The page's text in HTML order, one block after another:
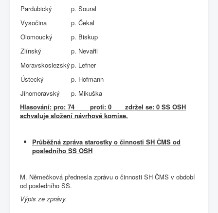
Pardubický
p. Soural
Vysočina
p. Čekal
Olomoucký
p. Biskup
Zlínský
p. Nevařil
Moravskoslezskýp. Lefner
Ústecký
p. Hofmann
Jihomoravský
p. Mikuška
Hlasování: pro: 74 proti: 0 zdržel se: 0 SS OSH
schvaluje složení návrhové komise.
Průběžná zpráva starostky o činnosti SH ČMS od
posledního SS OSH
M. Němečková přednesla zprávu o činnosti SH ČMS v období
od posledního SS.
Výpis ze zprávy.